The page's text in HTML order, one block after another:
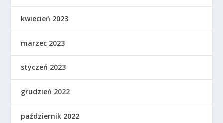
kwiecień 2023
marzec 2023
styczeń 2023
grudzień 2022
październik 2022